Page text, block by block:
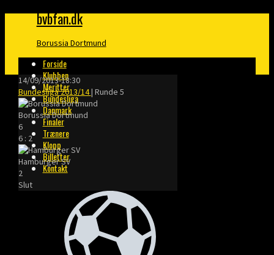
bvbfan.dk
Borussia Dortmund
Forside
Klubben
Meritter
Bundesliga
Danmark
Finaler
Trænere
Klopp
Billetter
Kontakt
14/09/2013-18:30
Bundesliga 2013/14| Runde 5
Borussia Dortmund
6
6 : 2
Hamburger SV
2
Slut